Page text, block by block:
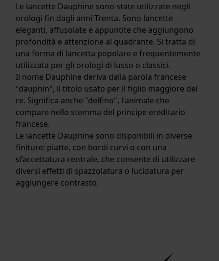
Le lancette Dauphine sono state utilizzate negli
orologi fin dagli anni Trenta. Sono lancette
eleganti, affusolate e appuntite che aggiungono
profondità e attenzione al quadrante. Si tratta di
una forma di lancetta popolare e frequentemente
utilizzata per gli orologi di lusso o classici.
Il nome Dauphine deriva dalla parola francese
"dauphin", il titolo usato per il figlio maggiore del
re. Significa anche "delfino", l'animale che
compare nello stemma del principe ereditario
francese.
Le lancette Dauphine sono disponibili in diverse
finiture: piatte, con bordi curvi o con una
sfaccettatura centrale, che consente di utilizzare
diversi effetti di spazzolatura o lucidatura per
aggiungere contrasto.